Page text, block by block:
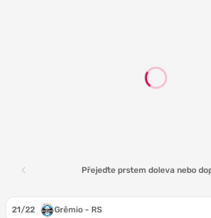
Přejeďte prstem doleva nebo
21/22 Grêmio - RS